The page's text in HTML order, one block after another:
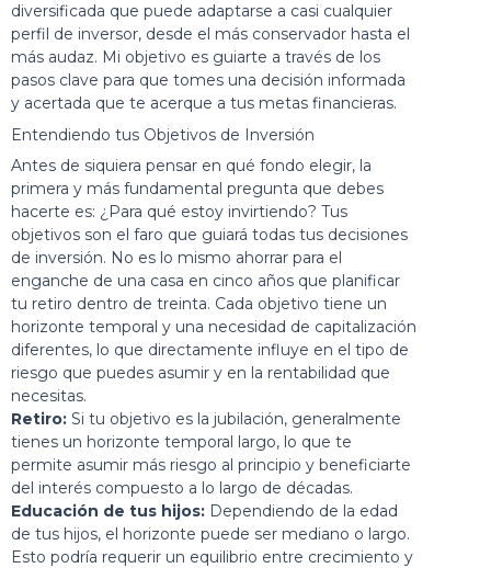
diversificada que puede adaptarse a casi cualquier
perfil de inversor, desde el más conservador hasta el
más audaz. Mi objetivo es guiarte a través de los
pasos clave para que tomes una decisión informada
y acertada que te acerque a tus metas financieras.
Entendiendo tus Objetivos de Inversión
Antes de siquiera pensar en qué fondo elegir, la
primera y más fundamental pregunta que debes
hacerte es: ¿Para qué estoy invirtiendo? Tus
objetivos son el faro que guiará todas tus decisiones
de inversión. No es lo mismo ahorrar para el
enganche de una casa en cinco años que planificar
tu retiro dentro de treinta. Cada objetivo tiene un
horizonte temporal y una necesidad de capitalización
diferentes, lo que directamente influye en el tipo de
riesgo que puedes asumir y en la rentabilidad que
necesitas.
Retiro: Si tu objetivo es la jubilación, generalmente
tienes un horizonte temporal largo, lo que te
permite asumir más riesgo al principio y beneficiarte
del interés compuesto a lo largo de décadas.
Educación de tus hijos: Dependiendo de la edad
de tus hijos, el horizonte puede ser mediano o largo.
Esto podría requerir un equilibrio entre crecimiento y